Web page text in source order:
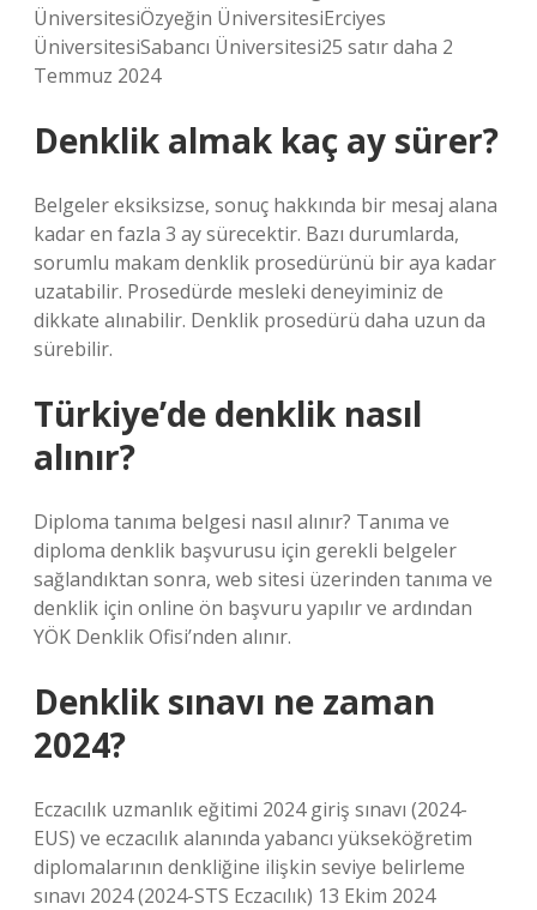
ÜniversitesiÖzyeğin ÜniversitesiErciyes
ÜniversitesiSabancı Üniversitesi25 satır daha 2
Temmuz 2024
Denklik almak kaç ay sürer?
Belgeler eksiksizse, sonuç hakkında bir mesaj alana
kadar en fazla 3 ay sürecektir. Bazı durumlarda,
sorumlu makam denklik prosedürünü bir aya kadar
uzatabilir. Prosedürde mesleki deneyiminiz de
dikkate alınabilir. Denklik prosedürü daha uzun da
sürebilir.
Türkiye’de denklik nasıl
alınır?
Diploma tanıma belgesi nasıl alınır? Tanıma ve
diploma denklik başvurusu için gerekli belgeler
sağlandıktan sonra, web sitesi üzerinden tanıma ve
denklik için online ön başvuru yapılır ve ardından
YÖK Denklik Ofisi’nden alınır.
Denklik sınavı ne zaman
2024?
Eczacılık uzmanlık eğitimi 2024 giriş sınavı (2024-
EUS) ve eczacılık alanında yabancı yükseköğretim
diplomalarının denkliğine ilişkin seviye belirleme
sınavı 2024 (2024-STS Eczacılık) 13 Ekim 2024